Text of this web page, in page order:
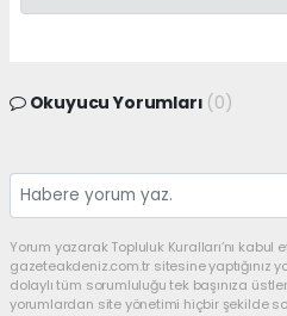
Okuyucu Yorumları (0)
Yorum yazarak Topluluk Kuralları’nı kabul
gazeteakdeniz.com.tr sitesine yaptığınız
dolaylı tüm sorumluluğu tek başınıza
yorumlardan site yönetimi hiçbir şekilde